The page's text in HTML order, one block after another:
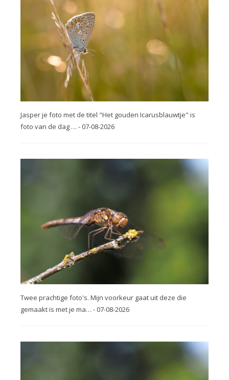
Jasper je foto met de titel "Het gouden Icarusblauwtje" is
foto van de dag … - 07-08-2026
Twee prachtige foto's. Mijn voorkeur gaat uit deze die
gemaakt is met je ma… - 07-08-2026